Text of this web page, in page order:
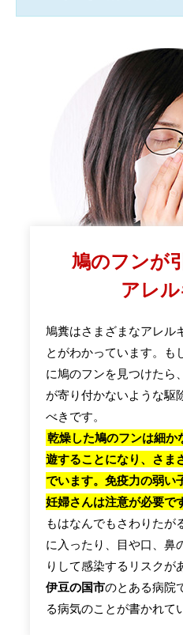
鳩のフンが
アレ
鳩糞はさまざまなアレル
とがわかっています。も
に鳩のフンを見つけたら
が寄り付かないような駆
べきです。
乾燥した鳩のフンは細か
遊することになり、さま
でいます。免疫力の弱い
妊婦さんは注意が必要で
もはなんでもさわりたが
に入ったり、目や口、鼻
りして感染するリスクが
伊豆の国市のとある病院
る病気のことが書かれて